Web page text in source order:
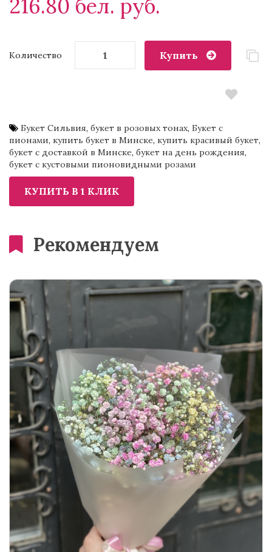
216.80 бел. руб.
Количество Купить
Букет Сильвия, букет в розовых тонах, Букет с
пионами, купить букет в Минске, купить красивый букет,
букет с доставкой в Минске, букет на день рождения,
букет с кустовыми пионовидными розами
Рекомендуем